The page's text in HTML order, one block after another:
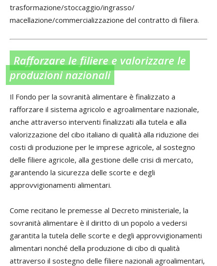
trasformazione/stoccaggio/ingrasso/
macellazione/commercializzazione del contratto di filiera.
Rafforzare le filiere e valorizzare le
produzioni nazionali
Il Fondo per la sovranità alimentare è finalizzato a
rafforzare il sistema agricolo e agroalimentare nazionale,
anche attraverso interventi finalizzati alla tutela e alla
valorizzazione del cibo italiano di qualità alla riduzione dei
costi di produzione per le imprese agricole, al sostegno
delle filiere agricole, alla gestione delle crisi di mercato,
garantendo la sicurezza delle scorte e degli
approvvigionamenti alimentari.
Come recitano le premesse al Decreto ministeriale, la
sovranità alimentare è il diritto di un popolo a vedersi
garantita la tutela delle scorte e degli approvvigionamenti
alimentari nonché della produzione di cibo di qualità
attraverso il sostegno delle filiere nazionali agroalimentari,